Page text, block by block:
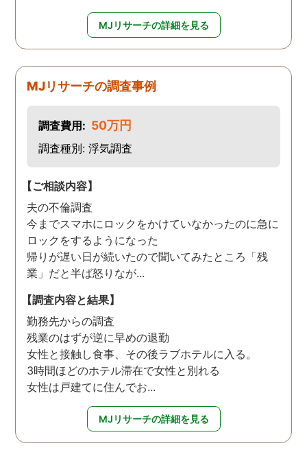
MJリサーチの詳細を見る
MJリサーチの調査事例
調査費用: 50万円
調査種別: 浮気調査
【ご相談内容】
夫の不倫調査
今までスマホにロックをかけていなかったのに急に
ロックをするようになった
帰りが遅い日が続いたので聞いてみたところ「残
業」だと半ば怒りなが...
【調査内容と結果】
勤務先からの調査
残業のはずが逆に早めの退勤
女性と接触し食事、その後ラブホテルに入る。
3時間ほどのホテル滞在で女性と別れる
女性は戸建てに住んでお...
MJリサーチの詳細を見る